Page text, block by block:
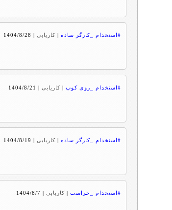
#استخدام _کارگر ساده | کاریابی|
1404/8/28
#استخدام _روی کوب | کاریابی|
1404/8/21
#استخدام _کارگر ساده | کاریابی|
1404/8/19
#استخدام _حراست | کاریابی|
1404/8/7